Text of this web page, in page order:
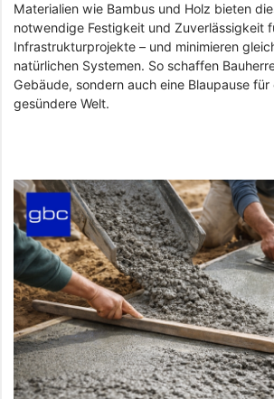
Materialien wie Bambus und Holz bieten
notwendige Festigkeit und Zuverlässigkeit
Infrastrukturprojekte – und minimieren
natürlichen Systemen. So schaffen
Gebäude, sondern auch eine Blaupause für
gesündere Welt.